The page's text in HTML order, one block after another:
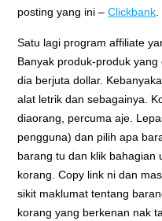
posting yang ini –Clickbank
Satu lagi program affiliate
Banyak produk-produk
dia berjuta dollar.
alat letrik dan sebagainya.
diaorang, percuma aje.
pengguna) dan pilih apa
barang tu dan klik bahagian
korang. Copy link ni dan
sikit maklumat tentang
korang yang berkenan nak